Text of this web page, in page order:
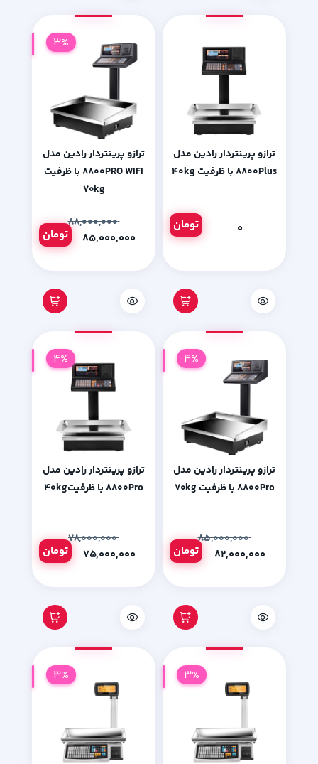
ترازو پرینتردار رادین مدل
۸۸۰۰Plus با ظرفیت ۴۰kg
تومان
ترازو پرینتردار رادین مدل
۸۸۰۰PRO WIFI با ظرفیت
۷۰kg
۸۸,۰۰۰,۰۰۰
تومان
3%
ترازو پرینتردار رادین مدل
۸۸۰۰Pro با ظرفیت ۷۰kg
۸۵,۰۰۰,۰۰۰
تومان
4%
ترازو پرینتردار رادین مدل
۸۸۰۰Pro با ظرفیت۴۰kg
۷۸,۰۰۰,۰۰۰
تومان
4%
3%
3%